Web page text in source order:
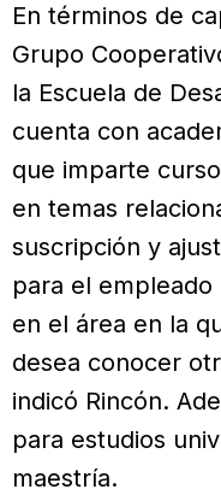
En términos de
Grupo
la Escuela de
cuenta con
que imparte
en temas
suscripción y
para el
en el área en la
desea conocer
indicó Rincón.
para estudios
maestría.